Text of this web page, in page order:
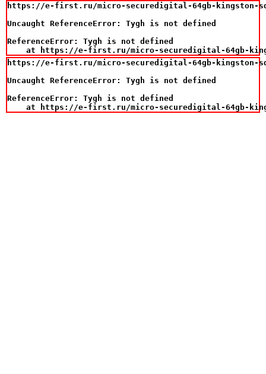
https://e-first.ru/micro-securedigital-64gb-kingston-
Uncaught ReferenceError: Tygh is not defined
ReferenceError: Tygh is not defined
at https://e-first.ru/micro-securedigital-64gb-
https://e-first.ru/micro-securedigital-64gb-kingston-
Uncaught ReferenceError: Tygh is not defined
ReferenceError: Tygh is not defined
at https://e-first.ru/micro-securedigital-64gb-